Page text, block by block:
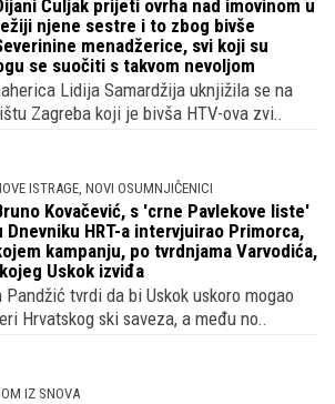
Čuljak prijeti ovrha nad imovinom u
njene sestre i to zbog bivše
menadžerice, svi koji su
se suočiti s takvom nevoljom
Lidija Samardžija uknjižila se na
Zagreba koji je bivša HTV-ova zvi..
ISTRAGE, NOVI OSUMNJIČENICI
Kovačević, s 'crne Pavlekove liste'
Dnevniku HRT-a intervjuirao Primorca,
kampanju, po tvrdnjama Varvodića,
Uskok izviđa
tvrdi da bi Uskok uskoro mogao
Hrvatskog ski saveza, a među no..
IZ SNOVA